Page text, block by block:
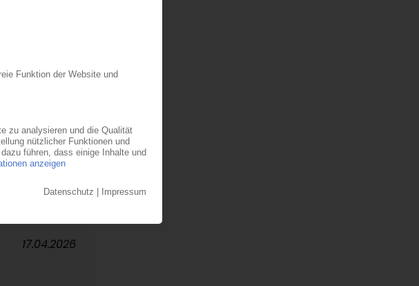
30.04.2026
24.04.2026
17.04.2026